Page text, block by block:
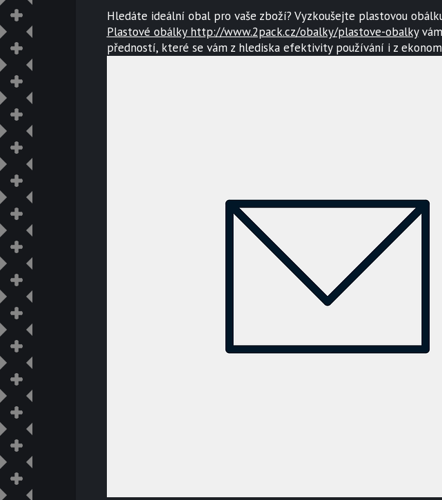
Hledáte ideální obal pro vaše zboží? Vyzkoušejte plastovou
Plastové obálky http://www.2pack.cz/obalky/plastove-obalky
předností, které se vám z hlediska efektivity používání i z